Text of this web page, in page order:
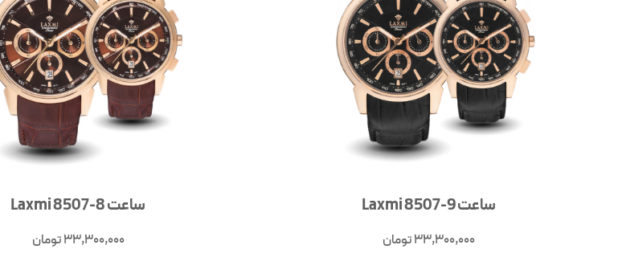
ساعت Laxmi 8507-9
33,300,000تومان
ساعت Laxmi 8507-8
33,300,000تومان